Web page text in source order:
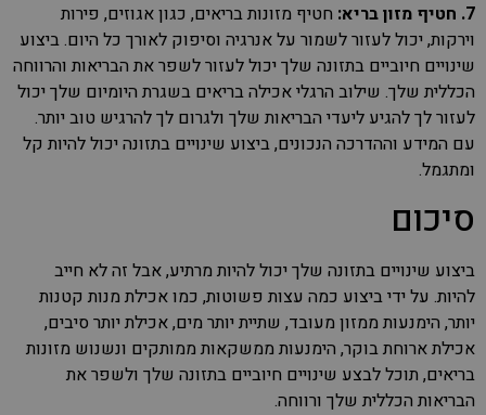
7. חטיף מזון בריא:
חטיף מזונות בריאים, כגון אגוזים, פירות
וירקות, יכול לעזור לשמור על אנרגיה וסיפוק לאורך כל היום. ביצוע
שינויים חיוביים בתזונה שלך יכול לעזור לשפר את הבריאות והרווחה
הכללית שלך. שילוב הרגלי אכילה בריאים בשגרת היומיום שלך יכול
לעזור לך להגיע ליעדי הבריאות שלך ולגרום לך להרגיש טוב יותר.
עם המידע וההדרכה הנכונים, ביצוע שינויים בתזונה יכול להיות קל
ומתגמל.
סיכום
ביצוע שינויים בתזונה שלך יכול להיות מרתיע, אבל זה לא חייב
להיות. על ידי ביצוע כמה עצות פשוטות, כמו אכילת מנות קטנות
יותר, הימנעות ממזון מעובד, שתיית יותר מים, אכילת יותר סיבים,
אכילת ארוחת בוקר, הימנעות ממשקאות ממותקים ונשנוש מזונות
בריאים, תוכל לבצע שינויים חיוביים בתזונה שלך ולשפר את
הבריאות הכללית שלך ורווחה.